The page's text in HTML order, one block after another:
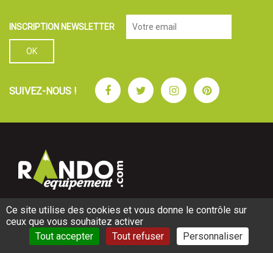
INSCRIPTION NEWSLETTER
SUIVEZ-NOUS ! FacebookTwitterInstagramPinterest
SAS au Capital 80 000 €
Adresse boutique :
890 Boulevard du Mercantour
06200 NICE
Ce site utilise des cookies et vous donne le contrôle sur
ceux que vous souhaitez activer
Tout accepter
Tout refuser Personnaliser